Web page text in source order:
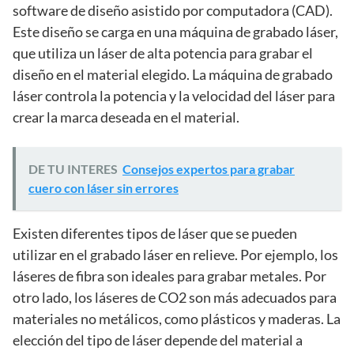
software de diseño asistido por computadora (CAD).
Este diseño se carga en una máquina de grabado láser,
que utiliza un láser de alta potencia para grabar el
diseño en el material elegido. La máquina de grabado
láser controla la potencia y la velocidad del láser para
crear la marca deseada en el material.
DE TU INTERES Consejos expertos para grabar
cuero con láser sin errores
Existen diferentes tipos de láser que se pueden
utilizar en el grabado láser en relieve. Por ejemplo, los
láseres de fibra son ideales para grabar metales. Por
otro lado, los láseres de CO2 son más adecuados para
materiales no metálicos, como plásticos y maderas. La
elección del tipo de láser depende del material a